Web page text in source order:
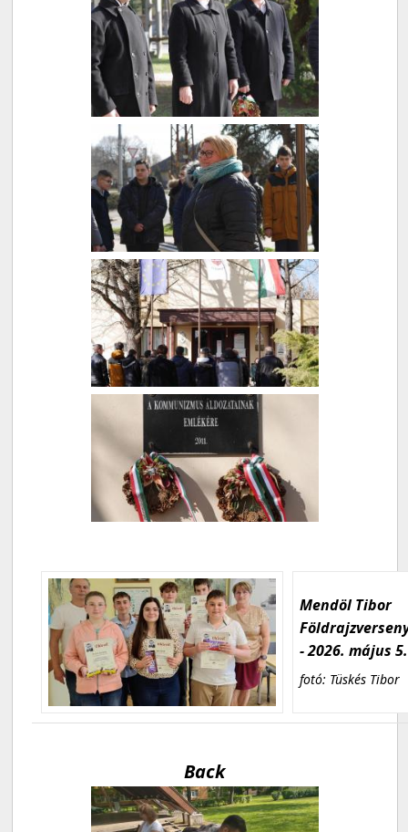
Mendöl Tibor
- 2026. május 5.
fotó: Tüskés Tibor
Back